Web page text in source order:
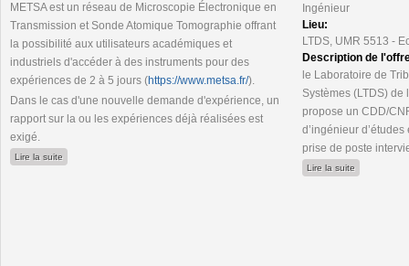
METSA est un réseau de Microscopie Électronique en
Transmission et Sonde Atomique Tomographie offrant
la possibilité aux utilisateurs académiques et
industriels d'accéder à des instruments pour des
expériences de 2 à 5 jours (https://www.metsa.fr/).
Dans le cas d'une nouvelle demande d'expérience, un
rapport sur la ou les expériences déjà réalisées est
exigé.
Lire la suite
Ingénieur
Lieu:
LTDS, UMR 5513 -
Description de
le Laboratoire de
Systèmes (LTDS) de
propose un CDD/
d’ingénieur
prise de poste
Lire la suite